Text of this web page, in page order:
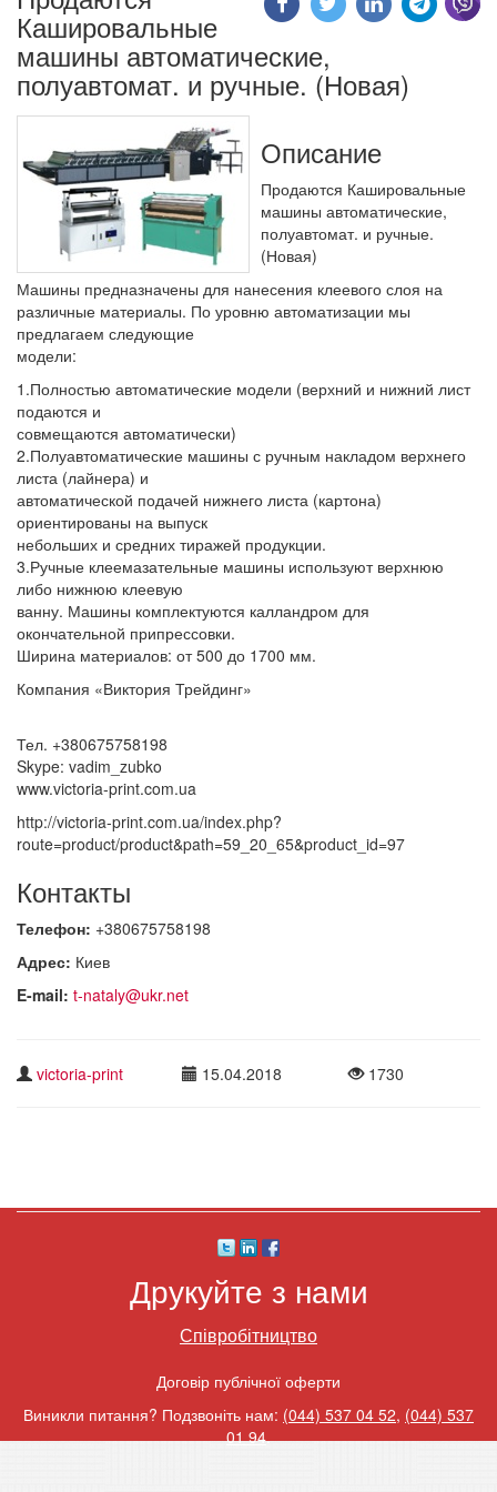
Кашировальные
машины автоматические,
полуавтомат. и ручные. (Новая)
Описание
Продаются Кашировальные
машины автоматические,
полуавтомат. и ручные.
(Новая)
Машины предназначены для нанесения клеевого слоя на
различные материалы. По уровню автоматизации мы
предлагаем следующие
модели:
1.Полностью автоматические модели (верхний и нижний лист
подаются и
совмещаются автоматически)
2.Полуавтоматические машины с ручным накладом верхнего
листа (лайнера) и
автоматической подачей нижнего листа (картона)
ориентированы на выпуск
небольших и средних тиражей продукции.
3.Ручные клеемазательные машины используют верхнюю
либо нижнюю клеевую
ванну. Машины комплектуются калландром для
окончательной припрессовки.
Ширина материалов: от 500 до 1700 мм.
Компания «Виктория Трейдинг»
Тел. +380675758198
Skype: vadim_zubko
www.victoria-print.com.ua
http://victoria-print.com.ua/index.php?
route=product/product&path=59_20_65&product_id=97
Контакты
Телефон: +380675758198
Адрес: Киев
E-mail: t-nataly@ukr.net
victoria-print 15.04.2018 1730
Друкуйте з нами
Співробітництво
Договір публічної оферти
Виникли питання? Подзвоніть нам: (044) 537 04 52, (044) 537
01 94.